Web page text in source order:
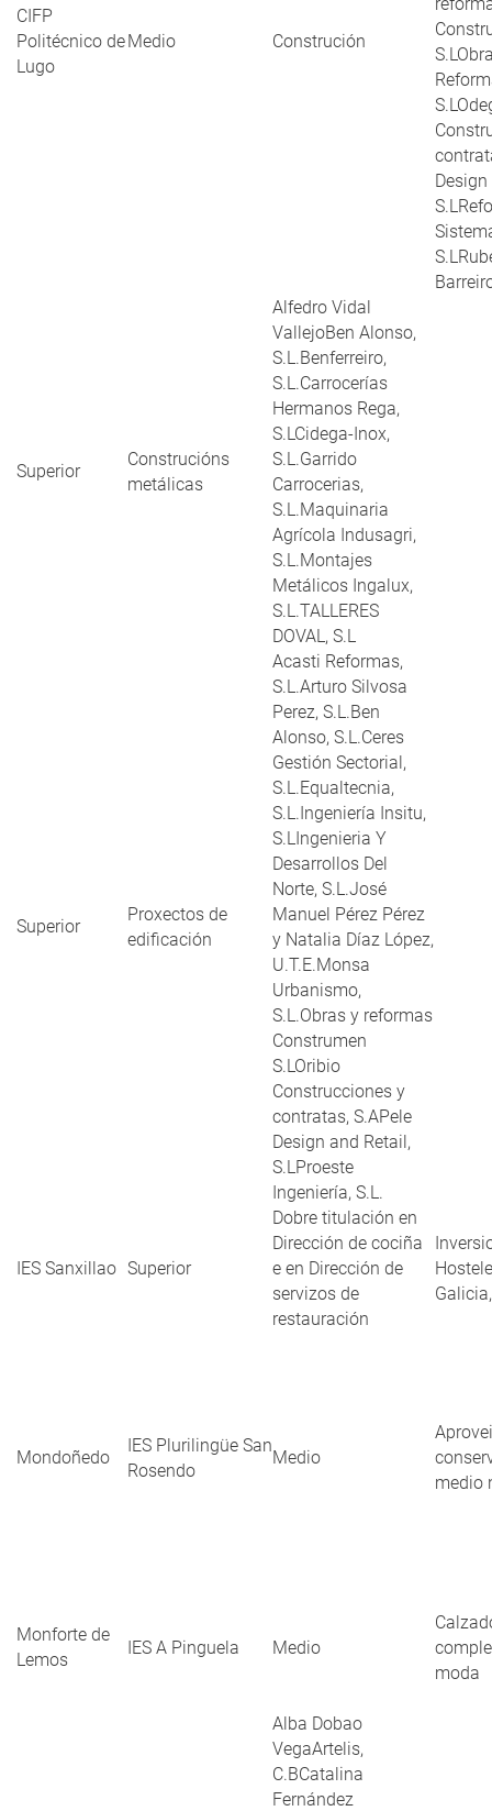
CIFP
Politécnico de
Lugo
Medio Construción
Superior
Construcións
metálicas
Alfedro Vidal
VallejoBen Alonso,
S.L.Benferreiro,
S.L.Carrocerías
Hermanos Rega,
S.LCidega-Inox,
S.L.Garrido
Carrocerias,
S.L.Maquinaria
Agrícola Indusagri,
S.L.Montajes
Metálicos Ingalux,
S.L.TALLERES
DOVAL, S.L
Superior
Proxectos de
edificación
Acasti Reformas,
S.L.Arturo Silvosa
Perez, S.L.Ben
Alonso, S.L.Ceres
Gestión Sectorial,
S.L.Equaltecnia,
S.L.Ingeniería Insitu,
S.LIngenieria Y
Desarrollos Del
Norte, S.L.José
Manuel Pérez Pérez
y Natalia Díaz López,
U.T.E.Monsa
Urbanismo,
S.L.Obras y reformas
Construmen
S.LOribio
Construcciones y
contratas, S.APele
Design and Retail,
S.LProeste
Ingeniería, S.L.
IES Sanxillao Superior
Dobre titulación en
Dirección de cociña
e en Dirección de
servizos de
restauración
Mondoñedo
IES Plurilingüe San
Rosendo
Medio
medio
Monforte de
Lemos
IES A Pinguela Medio
moda
Alba Dobao
VegaArtelis,
C.BCatalina
Fernández